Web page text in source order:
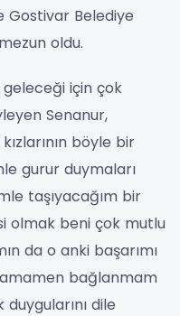
Gostivar Belediye
oldu.
geleceği için çok
Senanur,
böyle bir
gurur duymaları
taşıyacağım bir
olmak beni çok mutlu
da o anki başarımı
bağlanmam
dile